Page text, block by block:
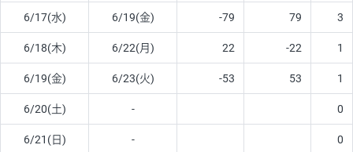
6/17(水) 6/19(金) -79 79 3
6/18(木) 6/22(月) 22 -22 1
6/19(金) 6/23(火) -53 53 1
6/20(土) - 0
6/21(日) - 0